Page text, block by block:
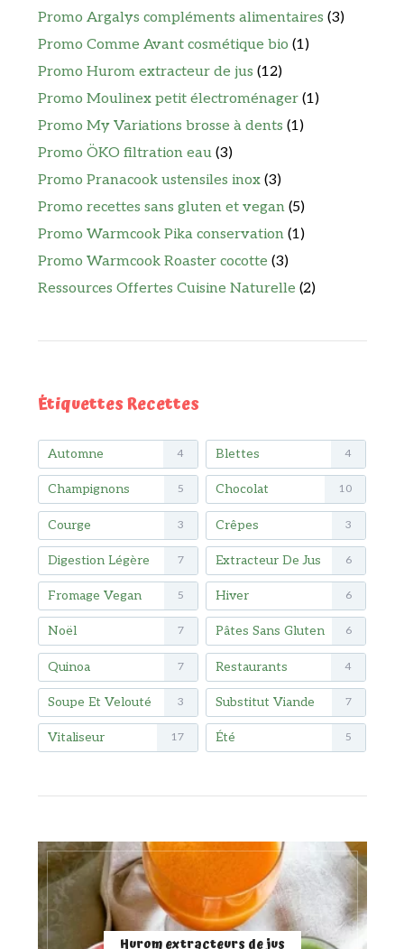
Promo Argalys compléments alimentaires (3)
Promo Comme Avant cosmétique bio (1)
Promo Hurom extracteur de jus (12)
Promo Moulinex petit électroménager (1)
Promo My Variations brosse à dents (1)
Promo ÖKO filtration eau (3)
Promo Pranacook ustensiles inox (3)
Promo recettes sans gluten et vegan (5)
Promo Warmcook Pika conservation (1)
Promo Warmcook Roaster cocotte (3)
Ressources Offertes Cuisine Naturelle (2)
Étiquettes Recettes
Automne 4 Blettes 4
Champignons 5 Chocolat 10
Courge 3 Crêpes 3
Digestion Légère 7 Extracteur De Jus 6
Fromage Vegan 5 Hiver 6
Noël 7 Pâtes Sans Gluten 6
Quinoa 7 Restaurants 4
Soupe Et Velouté 3 Substitut Viande 7
Vitaliseur 17 Été 5
Hurom extracteurs de jus